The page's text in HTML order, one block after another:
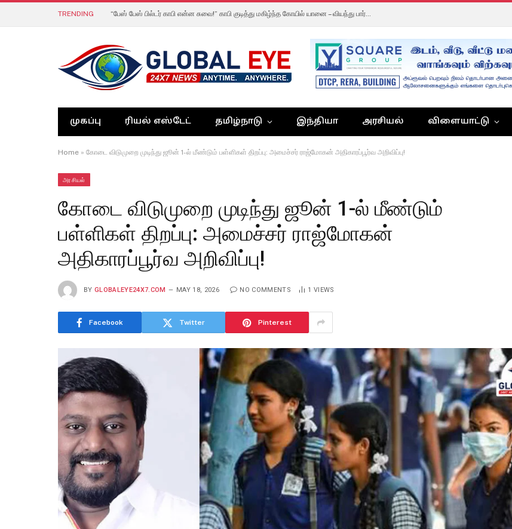
TRENDING “பேஸ் பேஸ் பில்டர் காபி என்ன சுவை!” காபி குடித்து மகிழ்ந்த கோயில் யானை – வியந்து பார்த்த பக்தர்கள்!
முகப்பு ரியல் எஸ்டேட் தமிழ்நாடு இந்தியா அரசியல் விளையாட்டு
Home » கோடை விடுமுறை முடிந்து ஜூன் 1-ல் மீண்டும் பள்ளிகள் திறப்பு: அமைச்சர் ராஜ்மோகன் அதிகாரப்பூர்வ அறிவிப்பு!
அரசியல்
கோடை விடுமுறை முடிந்து ஜூன் 1-ல் மீண்டும்
பள்ளிகள் திறப்பு: அமைச்சர் ராஜ்மோகன்
அதிகாரப்பூர்வ அறிவிப்பு!
BY GLOBALEYE24X7.COM MAY 18, 2026 NO COMMENTS 1 VIEWS
Facebook Twitter Pinterest